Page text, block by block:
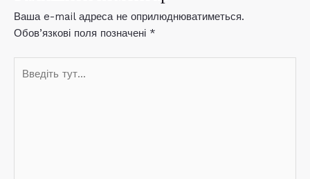
Ваша e-mail адреса не оприлюднюватиметься.
Обов’язкові поля позначені *
тут...